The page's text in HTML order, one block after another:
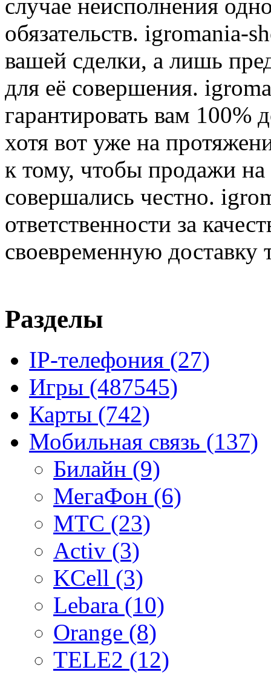
случае неисполнения
обязательств. igromania-
вашей сделки, а лишь
для её совершения.
гарантировать вам 100%
хотя вот уже на
к тому, чтобы продажи
совершались честно.
ответственности за
своевременную доставку
Разделы
IP-телефония (27)
Игры (487545)
Карты (742)
Мобильная связь (137)
Билайн (9)
МегаФон (6)
МТС (23)
Activ (3)
KCell (3)
Lebara (10)
Orange (8)
TELE2 (12)